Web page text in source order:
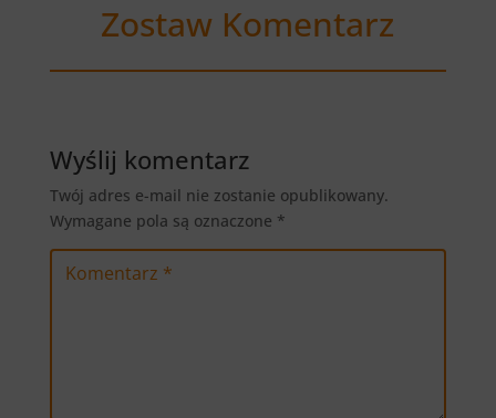
Zostaw Komentarz
Wyślij komentarz
Twój adres e-mail nie zostanie opublikowany.
Wymagane pola są oznaczone *